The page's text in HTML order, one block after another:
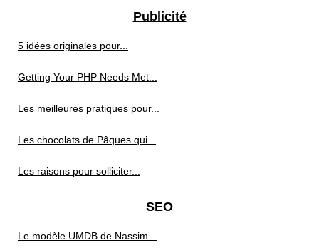
Publicité
5 idées originales pour...
Getting Your PHP Needs Met...
Les meilleures pratiques pour...
Les chocolats de Pâques qui...
Les raisons pour solliciter...
SEO
Le modèle UMDB de Nassim...